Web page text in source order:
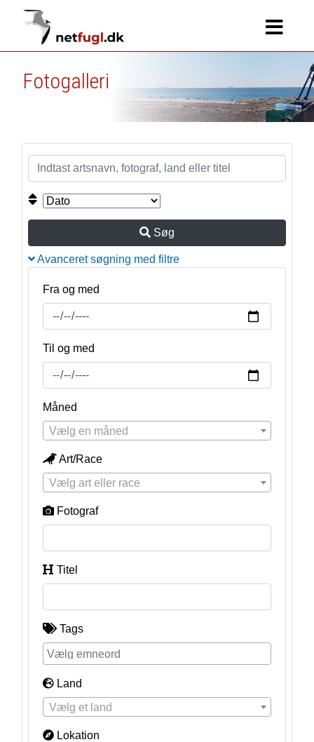
Fotogalleri
Søg
Avanceret søgning med filtre
Fra og med
Til og med
Måned
Vælg en måned
Art/Race
Vælg art eller race
Fotograf
Titel
Tags
Land
Vælg et land
Lokation